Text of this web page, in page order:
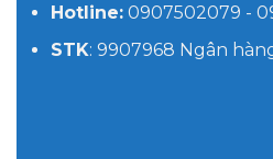
Hotline:0907502079 -
STK: 9907968 Ngân